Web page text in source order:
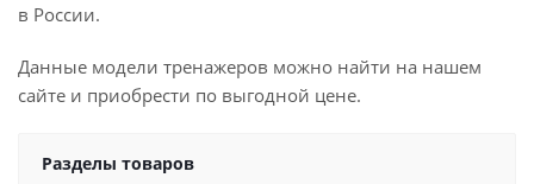
в России.
Данные модели тренажеров можно найти на нашем
сайте и приобрести по выгодной цене.
Разделы товаров